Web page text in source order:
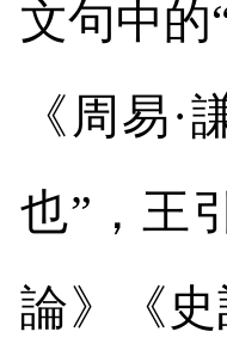
文句中的
《周易
也”，王
論》《